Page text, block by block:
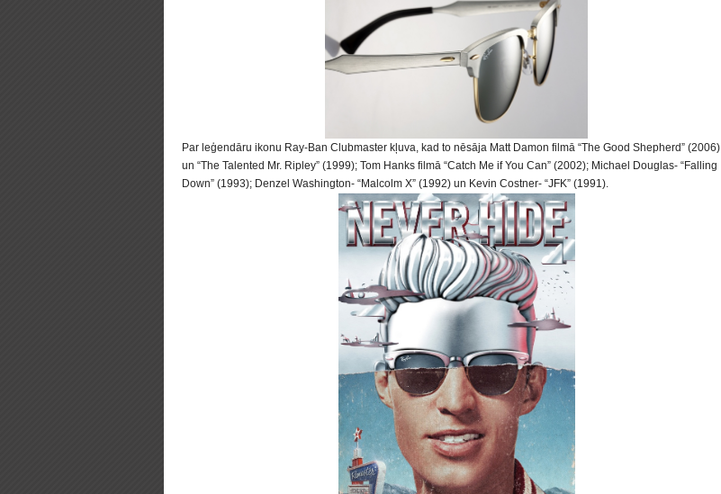
Par leģendāru ikonu Ray-Ban Clubmaster kļuva, kad to nēsāja Matt Damon filmā “The Good Shepherd” (2006)
un “The Talented Mr. Ripley” (1999); Tom Hanks filmā “Catch Me if You Can” (2002); Michael Douglas- “Falling
Down” (1993); Denzel Washington- “Malcolm X” (1992) un Kevin Costner- “JFK” (1991).